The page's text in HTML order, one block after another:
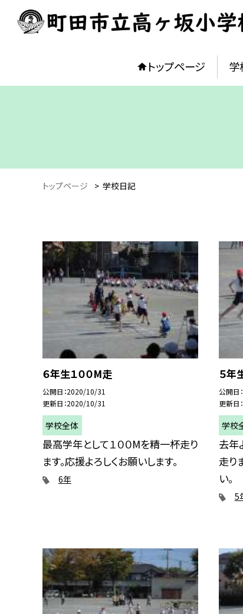
トップページ 学
トップページ > 学校日記
６年生１００M走
公開日 2020/10/31
更新日 2020/10/31
学校全体
最高学年として１００Mを精一杯走り
ます。応援よろしくお願いします。
6年
５年
公開日
更新日
学校
去年
走り
い。
5